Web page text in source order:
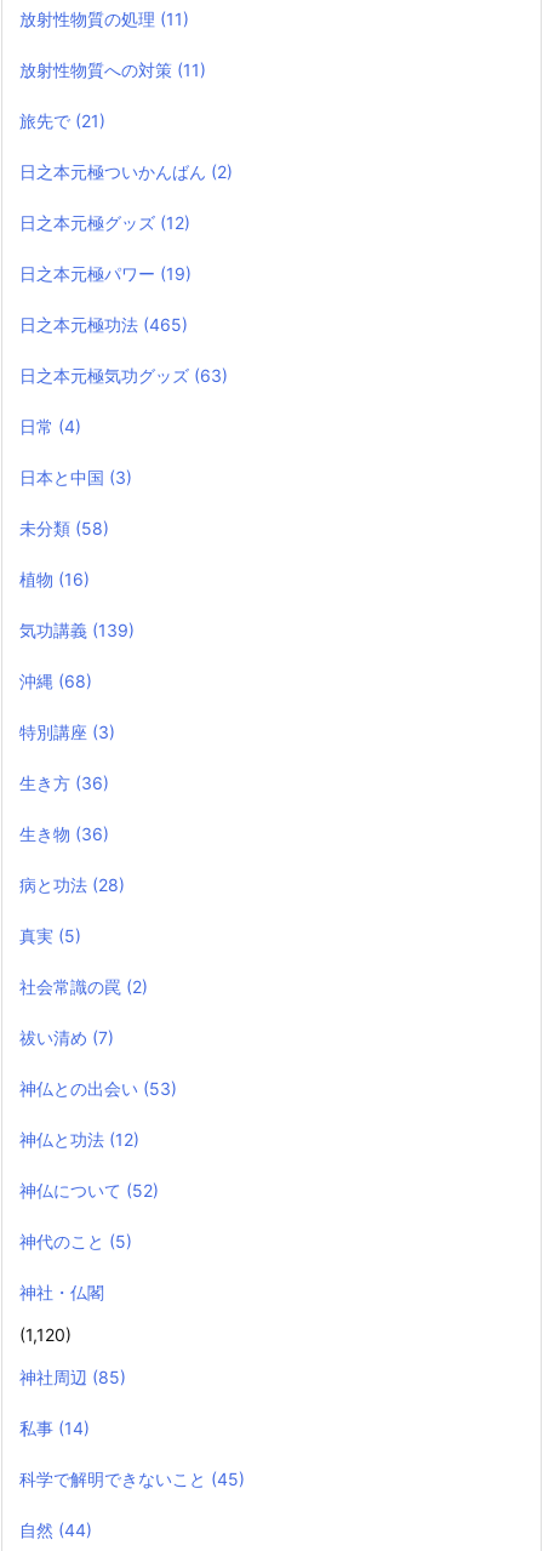
放射性物質の処理 (11)
放射性物質への対策 (11)
旅先で (21)
日之本元極ついかんばん (2)
日之本元極グッズ (12)
日之本元極パワー (19)
日之本元極功法 (465)
日之本元極気功グッズ (63)
日常 (4)
日本と中国 (3)
未分類 (58)
植物 (16)
気功講義 (139)
沖縄 (68)
特別講座 (3)
生き方 (36)
生き物 (36)
病と功法 (28)
真実 (5)
社会常識の罠 (2)
祓い清め (7)
神仏との出会い (53)
神仏と功法 (12)
神仏について (52)
神代のこと (5)
神社・仏閣
(1,120)
神社周辺 (85)
私事 (14)
科学で解明できないこと (45)
自然 (44)